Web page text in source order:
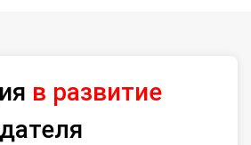
в развитие